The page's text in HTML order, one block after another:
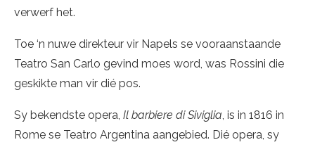
verwerf het.
Toe ‘n nuwe direkteur vir Napels se vooraanstaande
Teatro San Carlo gevind moes word, was Rossini die
geskikte man vir dié pos.
Sy bekendste opera, Il barbiere di Siviglia, is in 1816 in
Rome se Teatro Argentina aangebied. Dié opera, sy